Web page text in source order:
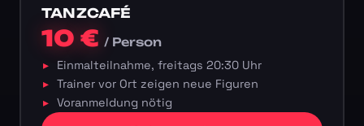
TANZCAFÉ
10 €/ Person
Einmalteilnahme, freitags 20:30 Uhr
Trainer vor Ort zeigen neue Figuren
Voranmeldung nötig